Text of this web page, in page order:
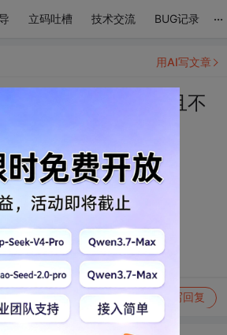
立码吐槽 技术交流 BUG记录 ...
你过上更好的生活且不
使我们分开也没关系。
写回复
用AI写文章